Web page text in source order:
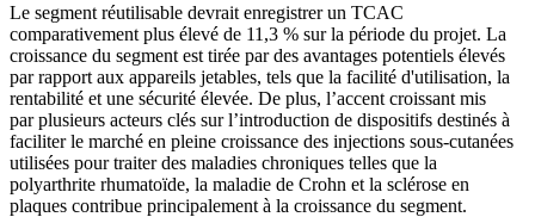
Le segment réutilisable devrait enregistrer un TCAC
comparativement plus élevé de 11,3 % sur la période du projet. La
croissance du segment est tirée par des avantages potentiels élevés
par rapport aux appareils jetables, tels que la facilité d'utilisation, la
rentabilité et une sécurité élevée. De plus, l’accent croissant mis
par plusieurs acteurs clés sur l’introduction de dispositifs destinés à
faciliter le marché en pleine croissance des injections sous-cutanées
utilisées pour traiter des maladies chroniques telles que la
polyarthrite rhumatoïde, la maladie de Crohn et la sclérose en
plaques contribue principalement à la croissance du segment.